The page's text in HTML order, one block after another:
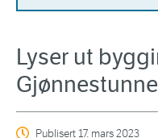
Lyser ut
Publisert17. mars 2023